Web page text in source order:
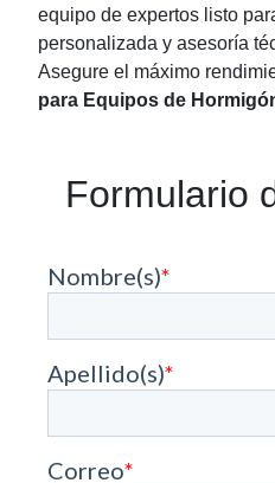
equipo de expertos listo
personalizada y asesoría
Asegure el máximo
para Equipos de
Formulario